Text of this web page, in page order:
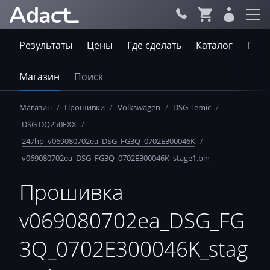
Результаты Цены Где сделать Каталог
Магазин Поиск
Магазин / Прошивки / Volkswagen / DSG Temic /
DSG DQ250FXX /
247hp_v069080702ea_DSG_FG3Q_0702E300046K /
v069080702ea_DSG_FG3Q_0702E300046K_stage1.bin
Прошивка
v069080702ea_DSG_FG
3Q_0702E300046K_stag